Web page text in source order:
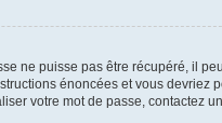
ne puisse pas être récupéré, il
énoncées et vous devriez
votre mot de passe, contactez